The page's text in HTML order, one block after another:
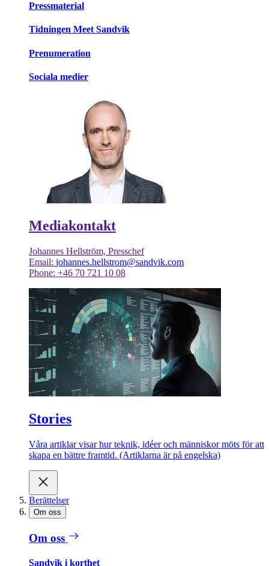
Pressmaterial
Tidningen Meet Sandvik
Prenumeration
Sociala medier
Mediakontakt
Johannes Hellström, Presschef
Email: johannes.hellstrom@sandvik.com
Phone: +46 70 721 10 08
Stories
Våra artiklar visar hur teknik, idéer och människor möts för att
skapa en bättre framtid. (Artiklarna är på engelska)
Berättelser
Om oss
Om oss
Sandvik i korthet